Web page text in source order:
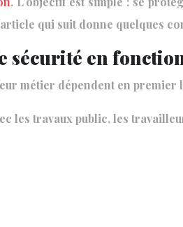
qui suit donne quelques
sécurité en
métier dépendent en
les travaux public, les